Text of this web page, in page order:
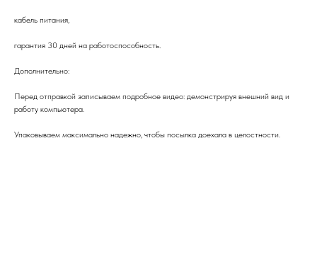
кабель питания,
гарантия 30 дней на работоспособность.
Дополнительно:
Перед отправкой записываем подробное видео: демонстрируя внешний вид и
работу компьютера.
Упаковываем максимально надежно, чтобы посылка доехала в целостности.